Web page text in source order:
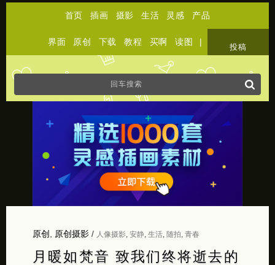
首页 插画 摄影 生活 灵感 产品
界面 原创 下载 教程 买啊 读图 |
投稿
原创 原创摄影/ 人像摄影, 安静, 生活, 随拍 青春
月暖如梵音 致我们终将逝去的